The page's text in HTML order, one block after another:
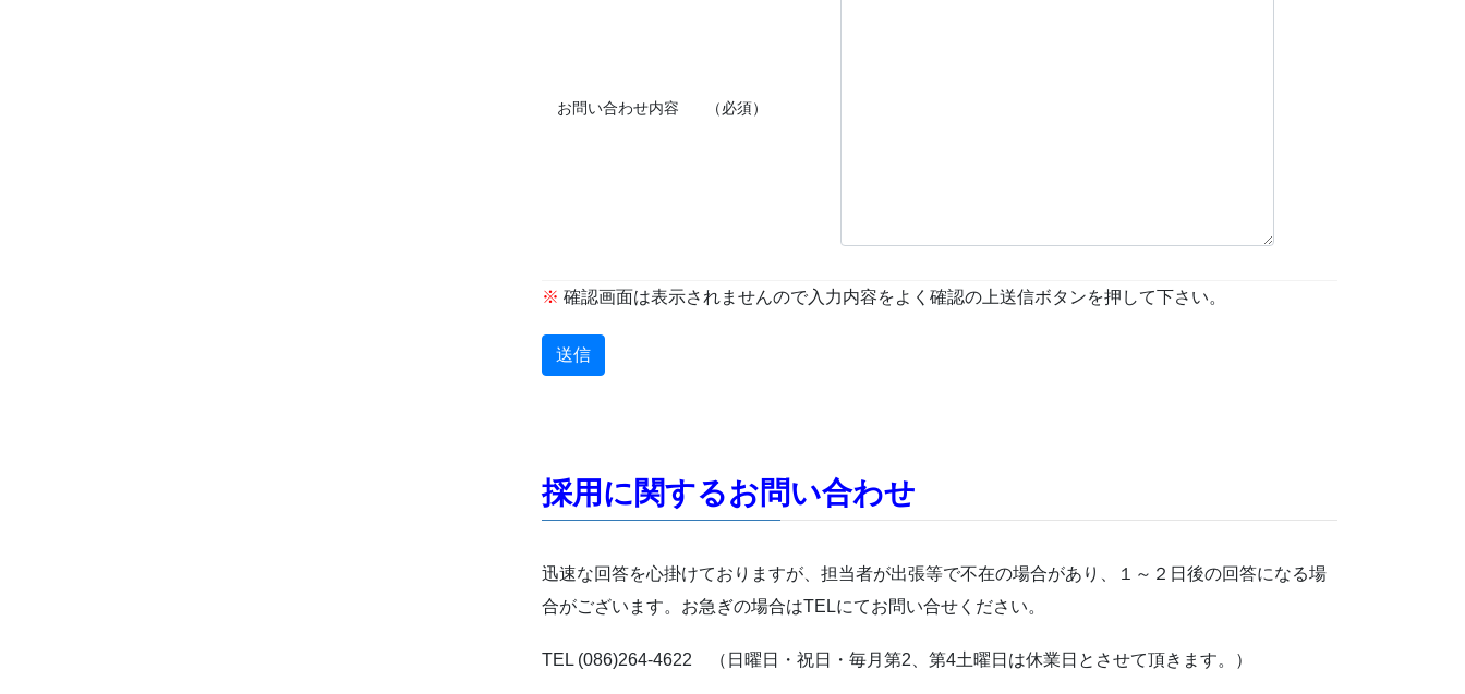
お問い合わせ内容 （必須）
※ 確認画面は表示されませんので入力内容をよく確認の上送信ボタンを押して下さい。
採用に関するお問い合わせ
迅速な回答を心掛けておりますが、担当者が出張等で不在の場合があり、１～２日後の回答になる場
合がございます。お急ぎの場合はTELにてお問い合せください。
TEL (086)264-4622 （日曜日・祝日・毎月第2、第4土曜日は休業日とさせて頂きます。）